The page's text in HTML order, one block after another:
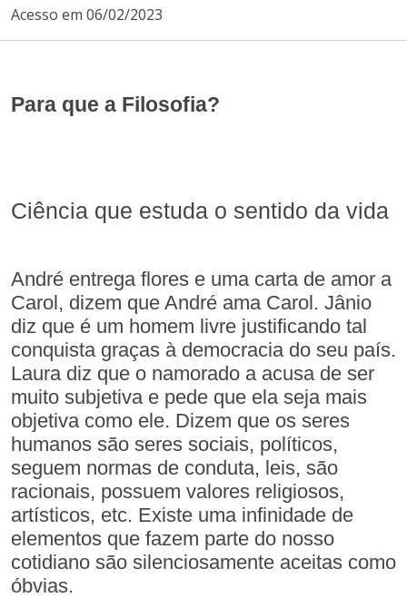
Acesso em 06/02/2023
Para que a Filosofia?
Ciência que estuda o sentido da vida
André entrega flores e uma carta de amor a
Carol, dizem que André ama Carol. Jânio
diz que é um homem livre justificando tal
conquista graças à democracia do seu país.
Laura diz que o namorado a acusa de ser
muito subjetiva e pede que ela seja mais
objetiva como ele. Dizem que os seres
humanos são seres sociais, políticos,
seguem normas de conduta, leis, são
racionais, possuem valores religiosos,
artísticos, etc. Existe uma infinidade de
elementos que fazem parte do nosso
cotidiano são silenciosamente aceitas como
óbvias.